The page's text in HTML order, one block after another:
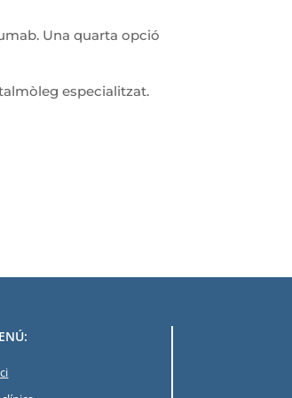
Una quarta opció
especialitzat.